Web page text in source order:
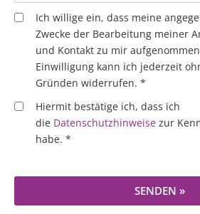
Ich willige ein, dass meine
Zwecke der Bearbeitung meiner
und Kontakt zu mir
Einwilligung kann ich jederzeit
Gründen widerrufen. *
Hiermit bestätige ich, dass ich
die Datenschutzhinweise zur
habe. *
SENDEN »